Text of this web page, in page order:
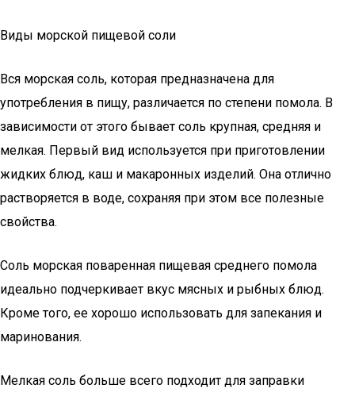
Виды морской пищевой соли
Вся морская соль, которая предназначена для
употребления в пищу, различается по степени помола. В
зависимости от этого бывает соль крупная, средняя и
мелкая. Первый вид используется при приготовлении
жидких блюд, каш и макаронных изделий. Она отлично
растворяется в воде, сохраняя при этом все полезные
свойства.
Соль морская поваренная пищевая среднего помола
идеально подчеркивает вкус мясных и рыбных блюд.
Кроме того, ее хорошо использовать для запекания и
маринования.
Мелкая соль больше всего подходит для заправки